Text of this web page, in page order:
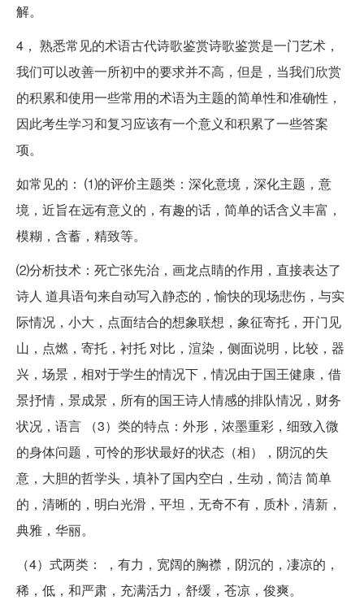
解。
4， 熟悉常见的术语古代诗歌鉴赏诗歌鉴赏是一门艺术，
我们可以改善一所初中的要求并不高，但是，当我们欣赏
的积累和使用一些常用的术语为主题的简单性和准确性，
因此考生学习和复习应该有一个意义和积累了一些答案
项。
如常见的： ⑴的评价主题类：深化意境，深化主题，意
境，近旨在远有意义的，有趣的话，简单的话含义丰富，
模糊，含蓄，精致等。
⑵分析技术：死亡张先治，画龙点睛的作用，直接表达了
诗人 道具语句来自动写入静态的，愉快的现场悲伤，与实
际情况，小大，点面结合的想象联想，象征寄托，开门见
山，点燃，寄托，衬托 对比，渲染，侧面说明，比较，器
兴，场景，相对于学生的情况下，情况由于国王健康，借
景抒情，景成景，所有的国王诗人情感的排队情况，财务
状况，语言 （3）类的特点：外形，浓墨重彩，细致入微
的身体问题，可怜的形状最好的状态（相），阴沉的失
意，大胆的哲学头，填补了国内空白，生动，简洁 简单
的，清晰的，明白光滑，平坦，无奇不有，质朴，清新，
典雅，华丽。
（4）式两类： ，有力，宽阔的胸襟，阴沉的，凄凉的，
稀，低，和严肃，充满活力，舒缓，苍凉，俊爽。